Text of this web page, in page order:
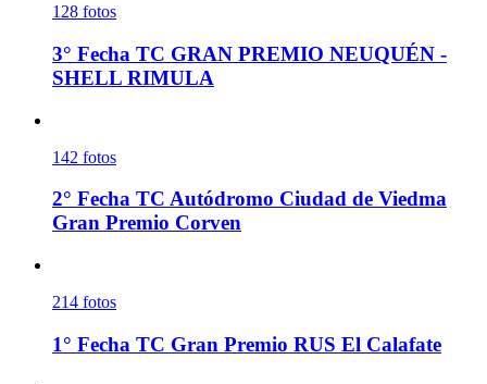
128 fotos
3° Fecha TC GRAN PREMIO NEUQUÉN -
SHELL RIMULA
142 fotos
2° Fecha TC Autódromo Ciudad de Viedma
Gran Premio Corven
214 fotos
1° Fecha TC Gran Premio RUS El Calafate